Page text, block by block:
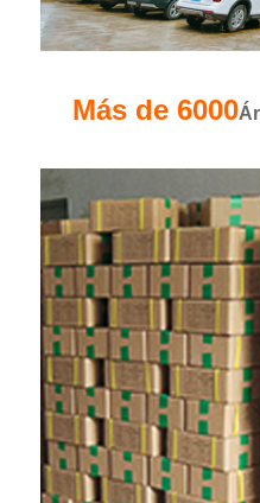
Más de 6000